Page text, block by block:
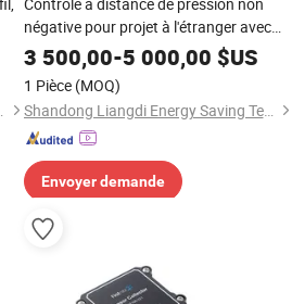
Co., Ltd.
négative pour projet à l'étranger avec
contrôle sans fil et opération en temps
réel de l'équipement
d'approvisionnement en eau
3 500,00-5 000,00 $US
1 Pièce (MOQ)
Shandong Liangdi Energy Saving Technology Co., Ltd.
Envoyer demande